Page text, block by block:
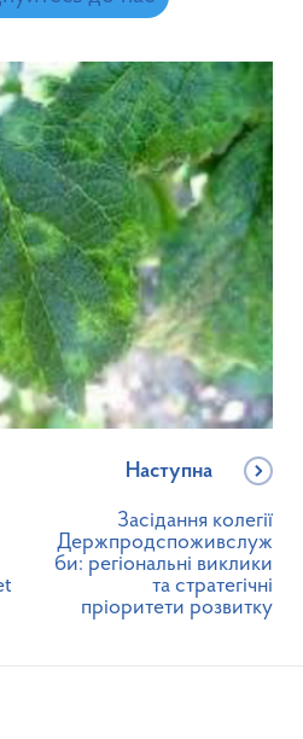
Наступна
Засідання колегії
Держпродспоживслуж
би: регіональні виклики
та стратегічні
пріоритети розвитку